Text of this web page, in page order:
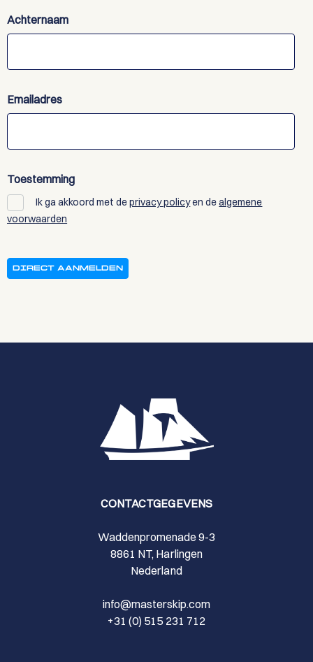
Achternaam
Emailadres
Toestemming
Ik ga akkoord met deprivacy policyen dealgemene
voorwaarden
CONTACTGEGEVENS
Waddenpromenade 9-3
8861 NT, Harlingen
Nederland
info@masterskip.com
+31 (0) 515 231 712